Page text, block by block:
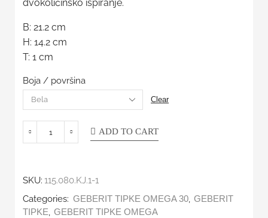
dvokoličinsko ispiranje.
B: 21.2 cm
H: 14.2 cm
T: 1 cm
Boja / površina
Clear
ADD TO CART
SKU: 115.080.KJ.1-1
Categories: GEBERIT TIPKE OMEGA 30 GEBERIT
TIPKE
GEBERIT TIPKE OMEGA